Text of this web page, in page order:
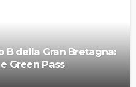
B della Gran Bretagna:
Green Pass